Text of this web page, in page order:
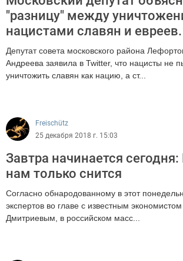
"разницу" между
нацистами славян и
Депутат совета московского района
Андреева заявила в Twitter, что нацисты не
уничтожить славян как нацию, а ст...
Freischütz
25 декабря 2018 г. 15:03
Завтра начинается
нам только снится
Согласно обнародованному в этот
экспертов во главе с известным
Дмитриевым, в российском масс...